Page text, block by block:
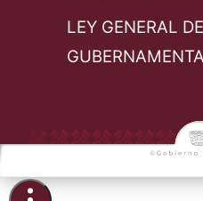
LEY GENERAL